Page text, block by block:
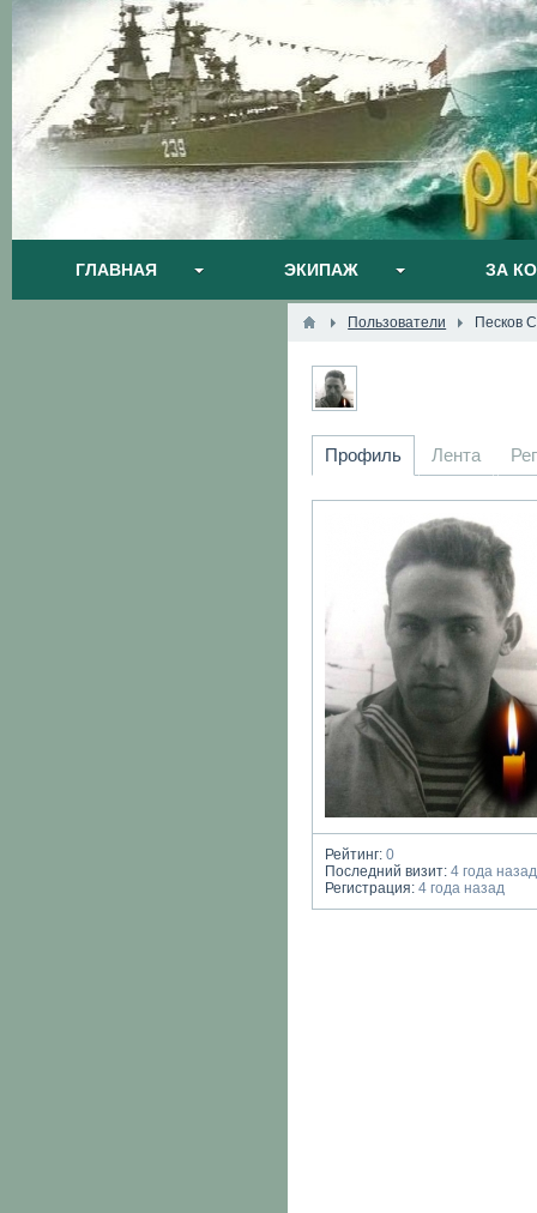
ГЛАВНАЯ ЭКИПАЖ ЗА
Пользователи Песков
Профиль Лента
Рейтинг: 0
Последний визит: 4 года назад
Регистрация: 4 года назад